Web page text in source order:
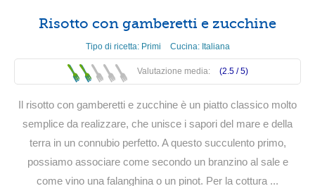
Risotto con gamberetti e zucchine
Tipo di ricetta: Primi Cucina: Italiana
Valutazione media: (2.5 /5)
Il risotto con gamberetti e zucchine è un piatto classico molto
semplice da realizzare, che unisce i sapori del mare e della
terra in un connubio perfetto. A questo succulento primo,
possiamo associare come secondo un branzino al sale e
come vino una falanghina o un pinot. Per la cottura ...